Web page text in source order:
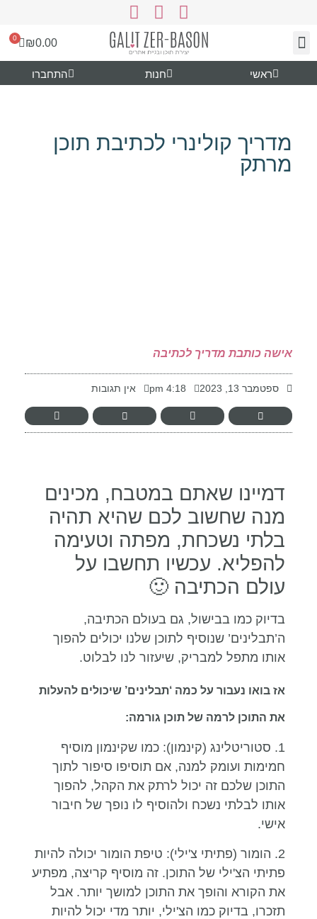
₪0.00
0
ראשי חנות התחברו
מדריך קולינרי לכתיבת תוכן
מרתק
אישה כותבת מדריך לכתיבה
ספטמבר 13, 2023 4:18 pm אין תגובות
דמיינו שאתם במטבח, מכינים
מנה שחשוב לכם שהיא תהיה
בלתי נשכחת, מפתה וטעימה
להפליא. עכשיו תחשבו על
עולם הכתיבה 🙂
בדיוק כמו בבישול, גם בעולם הכתיבה,
ה’תבלינים’ שנוסיף לתוכן שלנו יכולים להפוך
אותו מתפל למבריק, שיעזור לנו לבלוט.
אז בואו נעבור על כמה ‘תבלינים’ שיכולים להעלות
את התוכן לרמה של תוכן גורמה:
1. סטוריטלינג (קינמון): כמו שקינמון מוסיף
חמימות ועומק למנה, אם תוסיפו סיפור לתוך
התוכן שלכם זה יכול לרתק את הקהל, להפוך
אותו לבלתי נשכח ולהוסיף לו נופך של חיבור
אישי.
2. הומור (פתיתי צ'ילי): טיפת הומור יכולה להיות
פתיתי הצ'ילי של התוכן. זה מוסיף קריצה, מפתיע
את הקורא והופך את התוכן למושך יותר. אבל
תזכרו, בדיוק כמו הצ'ילי, יותר מדי יכול להיות